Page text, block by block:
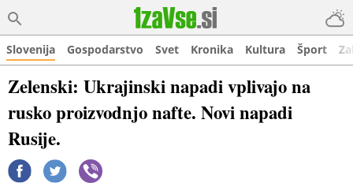
Slovenija Gospodarstvo Svet Kronika Kultura Šport
Zelenski: Ukrajinski napadi vplivajo na
rusko proizvodnjo nafte. Novi napadi
Rusije.